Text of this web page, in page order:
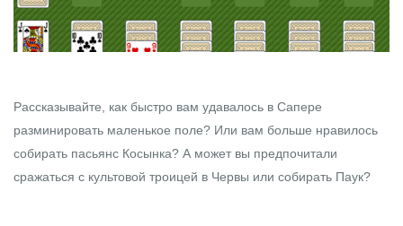
Рассказывайте, как быстро вам удавалось в Сапере
разминировать маленькое поле? Или вам больше нравилось
собирать пасьянс Косынка? А может вы предпочитали
сражаться с культовой троицей в Червы или собирать Паук?